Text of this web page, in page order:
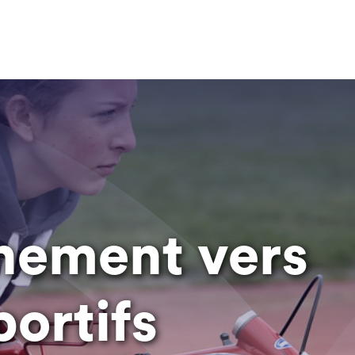
vers